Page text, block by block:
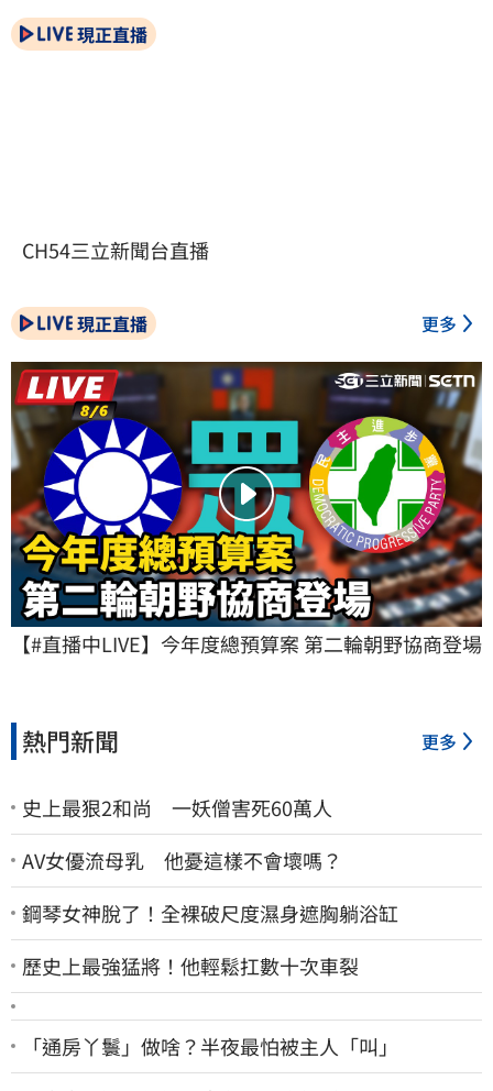
現正直播
CH54三立新聞台直播
現正直播 更多
【#直播中LIVE】今年度總預算案 第二輪朝野協商登場
熱門新聞 更多
史上最狠2和尚 一妖僧害死60萬人
AV女優流母乳 他憂這樣不會壞嗎？
鋼琴女神脫了！全裸破尺度濕身遮胸躺浴缸
歷史上最強猛將！他輕鬆扛數十次車裂
「通房丫鬟」做啥？半夜最怕被主人「叫」